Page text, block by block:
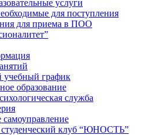
услуги
для поступления
для приема в ПОО
учебный график
образование
служба
самоуправление
клуб “ЮНОСТЬ”